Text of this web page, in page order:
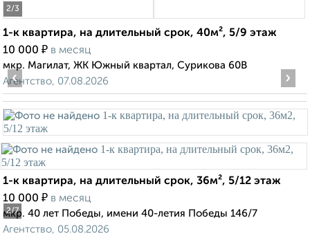
2/3
1-к квартира, на длительный срок, 40м², 5/9 этаж
10 000 ₽ в месяц
мкр. Магилат, ЖК Южный квартал, Сурикова 60В
Агентство, 07.08.2026
2/7
‹ ›
1-к квартира, на длительный срок, 36м², 5/12 этаж
10 000 ₽ в месяц
мкр. 40 лет Победы, имени 40-летия Победы 146/7
Агентство, 05.08.2026